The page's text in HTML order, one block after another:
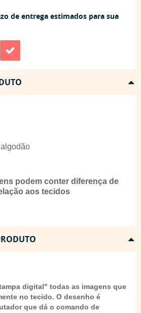
de entrega estimados para sua
podem conter diferença de
aos tecidos
digital" todas as imagens que
no tecido. O desenho é
que dá o comando de